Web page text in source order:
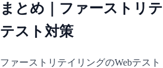
まとめ｜ ファーストリ
テスト対策
ファーストリテイリングのWebテス